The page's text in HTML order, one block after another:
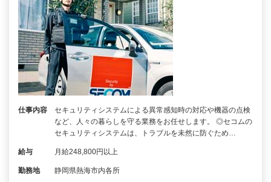
仕事内容
セキュリティシステムによる異常感知時の対応や機器の点検
など、人々の暮らしを守る業務をお任せします。 ◎セコムの
セキュリティシステムは、トラブルを未然に防ぐため…
給与 月給248,800円以上
勤務地 静岡県熱海市内各所